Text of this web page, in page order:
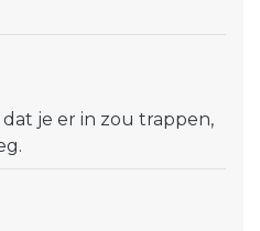
je er in zou trappen,